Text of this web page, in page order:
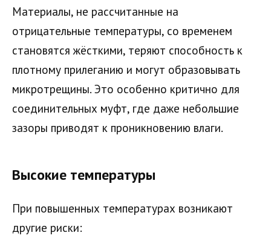
Материалы, не рассчитанные на
отрицательные температуры, со временем
становятся жёсткими, теряют способность к
плотному прилеганию и могут образовывать
микротрещины. Это особенно критично для
соединительных муфт, где даже небольшие
зазоры приводят к проникновению влаги.
Высокие температуры
При повышенных температурах возникают
другие риски: